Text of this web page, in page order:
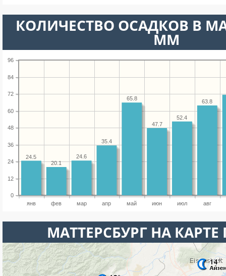
КОЛИЧЕСТВО ОСАДКОВ В
ММ
янв фев мар апр май июн июл авг
0
12
24
36
48
60
72
84
96
63.8
52.4
47.7
65.8
35.4
24.6
20.1
24.5
МАТТЕРСБУРГ НА